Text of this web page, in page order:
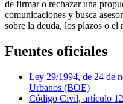
de firmar o rechazar una
comunicaciones y busca
sobre la deuda, los plazos o
Fuentes oficiales
Ley 29/1994, de 24 de
Urbanos (BOE)
Código Civil, artículo